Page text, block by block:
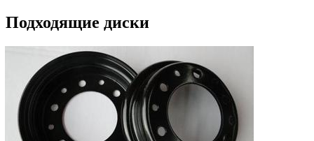
Подходящие диски